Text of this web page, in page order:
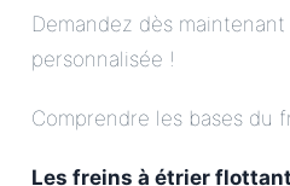
Demandez dès
personnalisée !
Comprendre les bases du
Les freins à étrier flottant